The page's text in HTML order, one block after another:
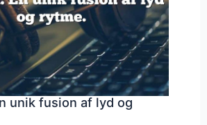
unik fusion af lyd og